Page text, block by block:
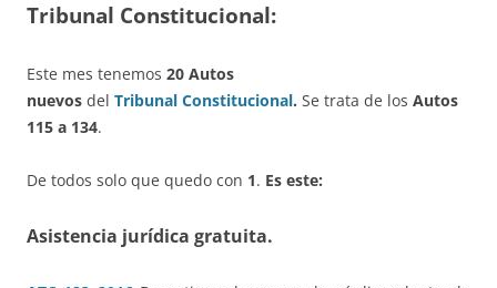
Tribunal Constitucional:
Este mes tenemos 20 Autos
nuevos del Tribunal Constitucional. Se trata de los Autos
115 a 134.
De todos solo que quedo con 1. Es este:
Asistencia jurídica gratuita.